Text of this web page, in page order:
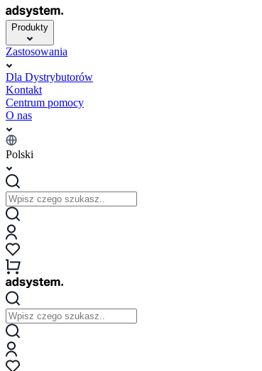
Produkty
Zastosowania
Dla Dystrybutorów
Kontakt
Centrum pomocy
O nas
Polski